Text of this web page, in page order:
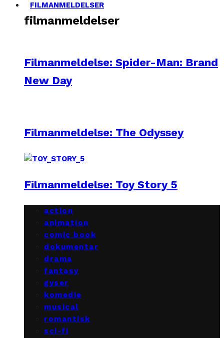
FILMANMELDELSER
filmanmeldelser
Filmanmeldelse: Spider-Man: Brand
New Day
Filmanmeldelse: The Odyssey
Filmanmeldelse: Toy Story 5
action
animation
comic book
dokumentar
drama
fantasy
gyser
komedie
musical
romantisk
sci-fi